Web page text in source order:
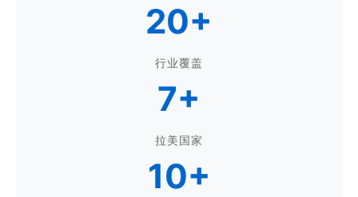
20+
行业覆盖
7+
拉美国家
10+